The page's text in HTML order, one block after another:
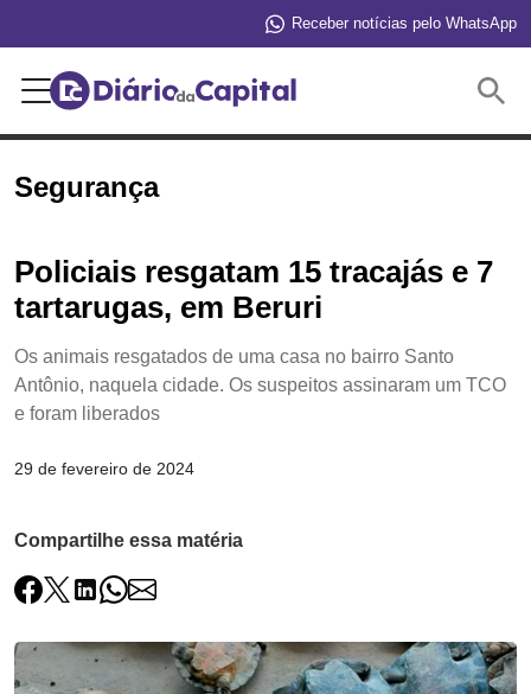
Receber notícias pelo WhatsApp
Segurança
Policiais resgatam 15 tracajás e 7
tartarugas, em Beruri
Os animais resgatados de uma casa no bairro Santo
Antônio, naquela cidade. Os suspeitos assinaram um TCO
e foram liberados
29 de fevereiro de 2024
Compartilhe essa matéria